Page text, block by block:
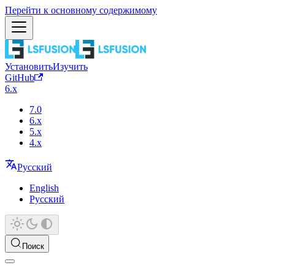
Перейти к основному содержимому
УстановитьИзучить
GitHub
6.x
7.0
6.x
5.x
4.x
Русский
English
Русский
Поиск